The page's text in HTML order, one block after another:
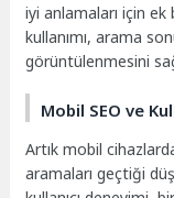
iyi anlamaları için ek
kullanımı, arama
görüntülenmesini
Mobil SEO ve
Artık mobil
aramaları geçtiği